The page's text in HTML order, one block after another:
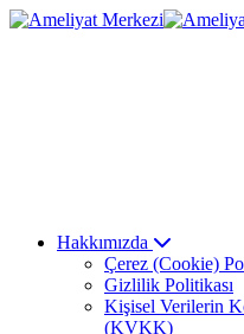
Hakkımızda
Çerez (Cookie)
Gizlilik Politikası
Kişisel Verilerin
(KVKK)